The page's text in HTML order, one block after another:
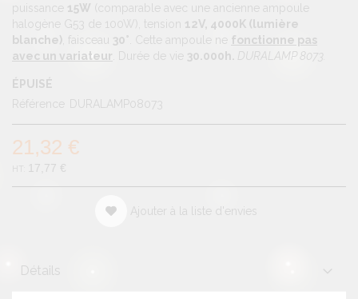
puissance 15W (comparable avec une ancienne ampoule
halogène G53 de 100W), tension 12V, 4000K (lumière
blanche) , faisceau 30° . Cette ampoule ne fonctionne pas
avec un variateur . Durée de vie 30.000h. DURALAMP 8073.
ÉPUISÉ
Référence DURALAMP08073
21,32 €
17,77 €
Ajouter à la liste d'envies
Détails